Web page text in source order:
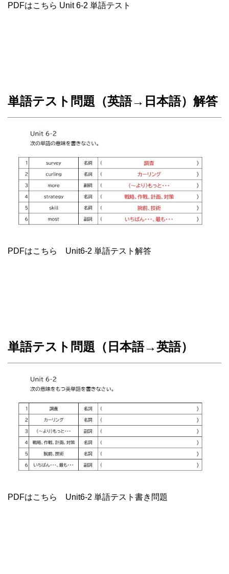
PDFはこちら Unit 6-2 単語テスト
単語テスト問題（英語→日本語）解答
PDFはこちら Unit6-2 単語テスト解答
単語テスト問題（日本語→英語）
PDFはこちら Unit6-2 単語テスト書き問題